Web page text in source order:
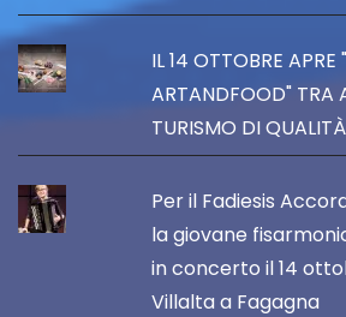
IL 14 OTTOBRE APRE
ARTANDFOOD" TRA
TURISMO DI QUALITÀ
Per il Fadiesis
la giovane
in concerto il 14
Villalta a Fagagna